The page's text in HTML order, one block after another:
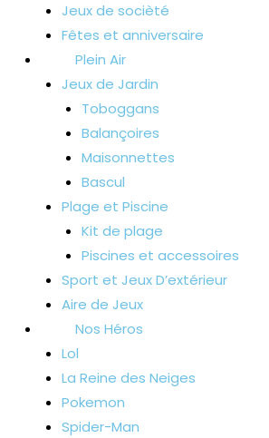
Jeux de socièté
Fêtes et anniversaire
Plein Air
Jeux de Jardin
Toboggans
Balançoires
Maisonnettes
Bascul
Plage et Piscine
Kit de plage
Piscines et accessoires
Sport et Jeux D’extérieur
Aire de Jeux
Nos Héros
Lol
La Reine des Neiges
Pokemon
Spider-Man